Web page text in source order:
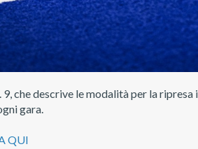
che descrive le modalità per la ripresa
gara.
QUI